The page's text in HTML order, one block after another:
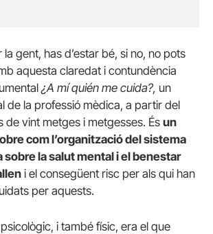
la gent, has d’estar bé, si no, no pots
aquesta claredat i contundència
¿A mí quién me cuida?, un
de la professió mèdica, a partir del
de vint metges i metgesses. És un
com l’organització del sistema
sobre la salut mental i el benestar
i el consegüent risc per als qui han
per aquests.
i també físic, era el que